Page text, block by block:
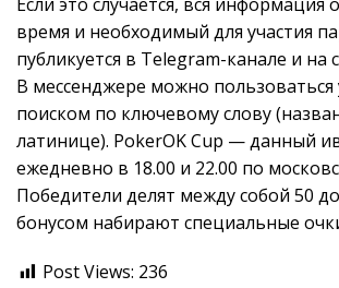
время и необходимый для участия
публикуется в Telegram-канале и на
В мессенджере можно
поиском по ключевому слову
латинице). PokerOK Cup — данный
ежедневно в 18.00 и 22.00 по
Победители делят между собой 50
бонусом набирают специальные
Post Views: 236